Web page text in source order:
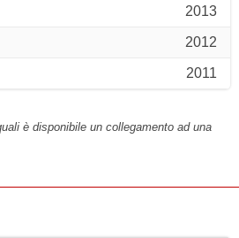
2013
2012
2011
è disponibile un collegamento ad una